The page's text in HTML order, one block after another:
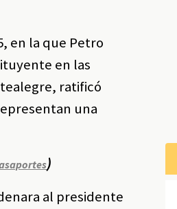
en la que Petro
en las
ratificó
una
)
al presidente